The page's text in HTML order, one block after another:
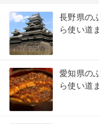
長野県の
ら使い道
愛知県の
ら使い道